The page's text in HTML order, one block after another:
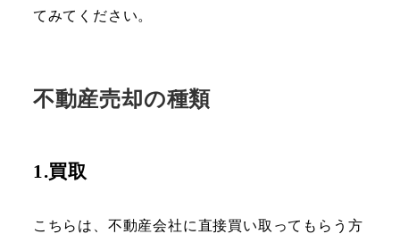
てみてください。
不動産売却の種類
1.買取
こちらは、不動産会社に直接買い取ってもらう方